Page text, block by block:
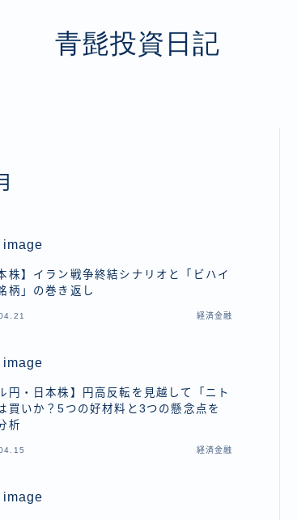
青髭投資日記
株】イラン戦争終結シナリオと「ビハイ
柄」の巻き返し
経済金融
円・日本株】円高反転を見越して「ニト
買いか？5つの好材料と3つの懸念点を
析
経済金融